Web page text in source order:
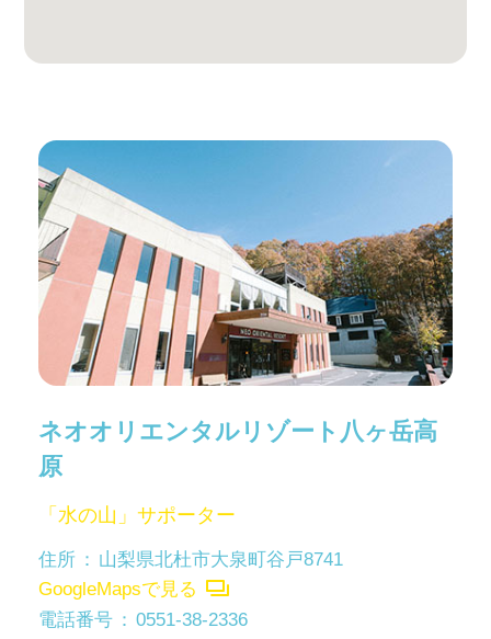
ネオオリエンタルリゾート八ヶ岳高
原
「水の山」サポーター
住所
山梨県北杜市大泉町谷戸8741
GoogleMapsで見る
電話番号
0551-38-2336